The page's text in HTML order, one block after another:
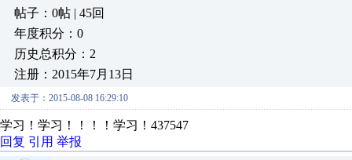
帖子：0帖 | 45回
年度积分：0
历史总积分：2
注册：2015年7月13日
发表于：2015-08-08 16:29:10
学习！学习！！！！学习！437547
回复 引用 举报